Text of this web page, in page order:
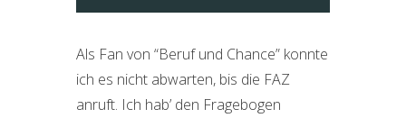
Als Fan von “Beruf und Chance” konnte
ich es nicht abwarten, bis die FAZ
anruft. Ich hab’ den Fragebogen